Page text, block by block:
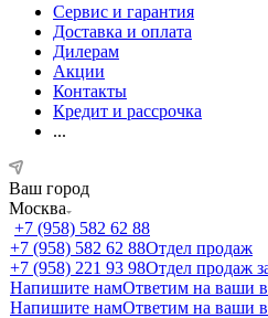
Сервис и гарантия
Доставка и оплата
Дилерам
Акции
Контакты
Кредит и рассрочка
...
Ваш город
Москва
+7 (958) 582 62 88
+7 (958) 582 62 88Отдел продаж
+7 (958) 221 93 98Отдел продаж
Напишите намОтветим на ваши
Напишите намОтветим на ваши